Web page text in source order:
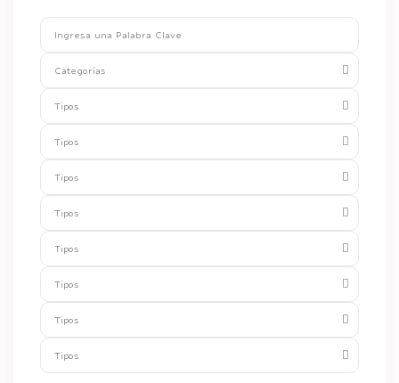
Categorías
Tipos
Tipos
Tipos
Tipos
Tipos
Tipos
Tipos
Tipos